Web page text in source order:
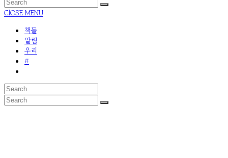
ClOSE MENU
책들
알림
우리
#